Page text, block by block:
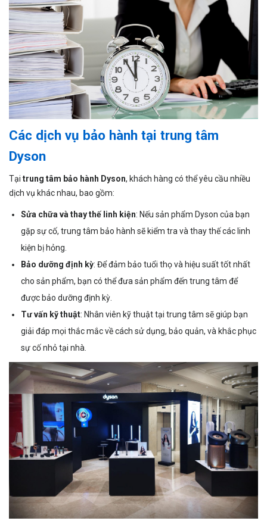
Các dịch vụ bảo hành tại trung tâm
Dyson
Tại trung tâm bảo hành Dyson, khách hàng có thể yêu cầu nhiều
dịch vụ khác nhau, bao gồm:
Sửa chữa và thay thế linh kiện: Nếu sản phẩm Dyson của bạn
gặp sự cố, trung tâm bảo hành sẽ kiểm tra và thay thế các linh
kiện bị hỏng.
Bảo dưỡng định kỳ: Để đảm bảo tuổi thọ và hiệu suất tốt nhất
cho sản phẩm, bạn có thể đưa sản phẩm đến trung tâm để
được bảo dưỡng định kỳ.
Tư vấn kỹ thuật: Nhân viên kỹ thuật tại trung tâm sẽ giúp bạn
giải đáp mọi thắc mắc về cách sử dụng, bảo quản, và khắc phục
sự cố nhỏ tại nhà.